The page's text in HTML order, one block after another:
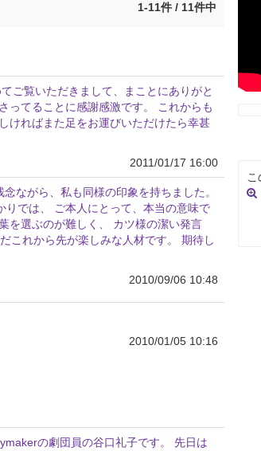
1-11件 / 11件中
ご覧いただきまして、まことにありがと
ってることに感謝感激です。 これからも
ければまた足をお運びいただけたら幸甚
2011/01/17 16:00
ながら、私も同様の印象を持ちました。
では、 ご本人にとって、本当の意味で
を選ぶのが難しく、 カツ様の潔い発言
これから先が楽しみな人材です。 期待し
2010/09/06 10:48
2010/01/05 10:16
の劇団員の谷口礼子です。 先日は
こ